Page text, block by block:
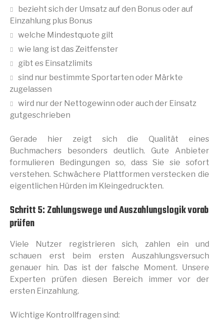
bezieht sich der Umsatz auf den Bonus oder auf
Einzahlung plus Bonus
welche Mindestquote gilt
wie lang ist das Zeitfenster
gibt es Einsatzlimits
sind nur bestimmte Sportarten oder Märkte
zugelassen
wird nur der Nettogewinn oder auch der Einsatz
gutgeschrieben
Gerade hier zeigt sich die Qualität eines
Buchmachers besonders deutlich. Gute Anbieter
formulieren Bedingungen so, dass Sie sie sofort
verstehen. Schwächere Plattformen verstecken die
eigentlichen Hürden im Kleingedruckten.
Schritt 5: Zahlungswege und Auszahlungslogik vorab
prüfen
Viele Nutzer registrieren sich, zahlen ein und
schauen erst beim ersten Auszahlungsversuch
genauer hin. Das ist der falsche Moment. Unsere
Experten prüfen diesen Bereich immer vor der
ersten Einzahlung.
Wichtige Kontrollfragen sind: